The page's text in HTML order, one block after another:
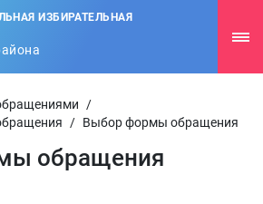
ИЗБИРАТЕЛЬНАЯ
/
/ Выбор формы обращения
обращения